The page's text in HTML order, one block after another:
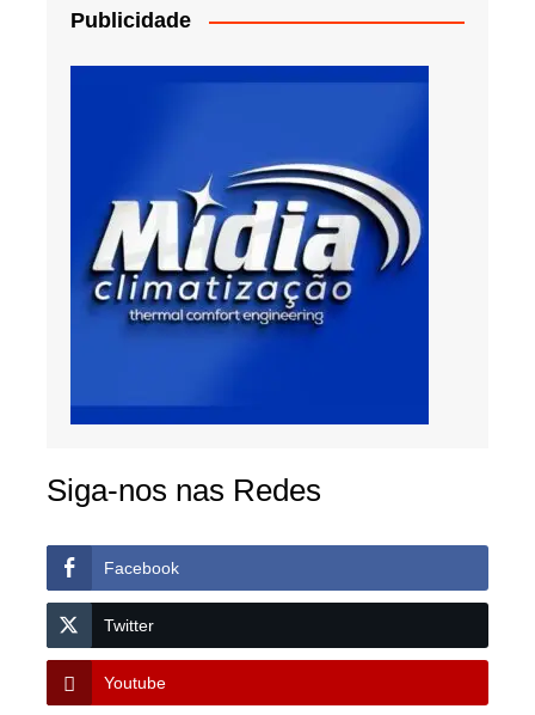
Publicidade
Siga-nos nas Redes
Facebook
Twitter
Youtube